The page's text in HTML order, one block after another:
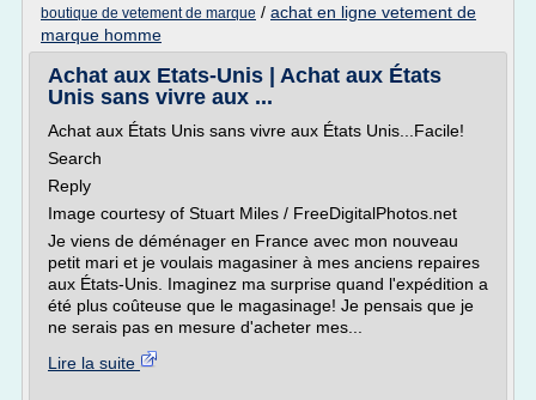
boutique de vetement de marque / achat en ligne vetement de
marque homme
Achat aux Etats-Unis | Achat aux États
Unis sans vivre aux ...
Achat aux États Unis sans vivre aux États Unis...Facile!
Search
Reply
Image courtesy of Stuart Miles / FreeDigitalPhotos.net
Je viens de déménager en France avec mon nouveau
petit mari et je voulais magasiner à mes anciens repaires
aux États-Unis. Imaginez ma surprise quand l'expédition a
été plus coûteuse que le magasinage! Je pensais que je
ne serais pas en mesure d'acheter mes...
Lire la suite